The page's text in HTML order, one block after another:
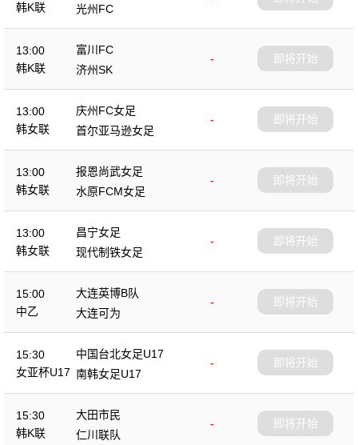
韩K联
光州FC
13:00
韩K联
富川FC
-
济州SK
即将开始
13:00
韩女联
庆州FC女足
-
首尔亚马逊女足
即将开始
13:00
韩女联
报恩尚武女足
-
水原FCM女足
即将开始
13:00
韩女联
昌宁女足
-
现代制铁女足
即将开始
15:00
中乙
大连英博B队
-
大连可为
即将开始
15:30
女亚杯U17
中国台北女足U17
-
南韩女足U17
即将开始
15:30
韩K联
大田市民
-
仁川联队
即将开始